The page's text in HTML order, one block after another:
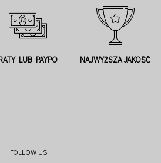
LUB PAYPO NAJWYŻSZA JAKOŚĆ
FOLLOW US